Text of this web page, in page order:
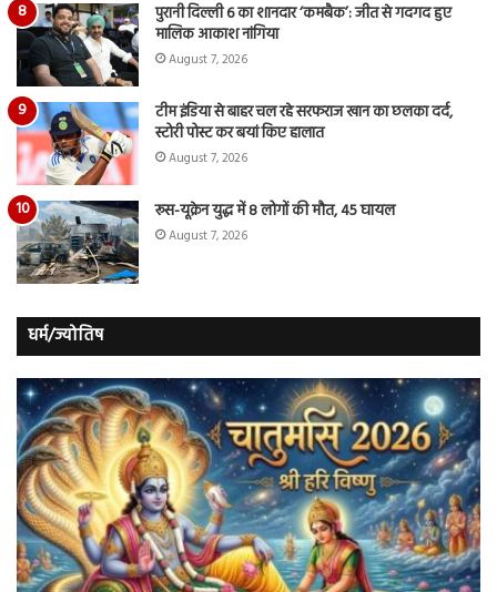
पुरानी दिल्ली 6 का शानदार ‘कमबैक’: जीत से गदगद हुए
मालिक आकाश नांगिया
August 7, 2026
टीम इंडिया से बाहर चल रहे सरफराज खान का छलका दर्द,
स्टोरी पोस्ट कर बयां किए हालात
August 7, 2026
रूस-यूक्रेन युद्ध में 8 लोगों की मौत, 45 घायल
August 7, 2026
धर्म/ज्योतिष